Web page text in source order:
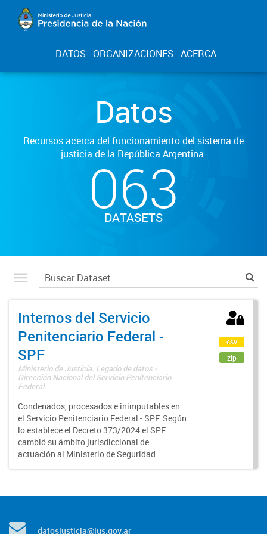
DATOS ORGANIZACIONES ACERCA
Datos
Recursos acerca del funcionamiento del sistema de
justicia de la República Argentina.
063
DATASETS
Internos del Servicio
Penitenciario Federal -
SPF
Ministerio de Justicia. Legado de datos -
Dirección Nacional del Servicio Penitenciario
Federal
Condenados, procesados e inimputables en
el Servicio Penitenciario Federal - SPF. Según
lo establece el Decreto 373/2024 el SPF
cambió su ámbito jurisdiccional de
actuación al Ministerio de Seguridad.
csv
zip
datosjusticia@jus.gov.ar